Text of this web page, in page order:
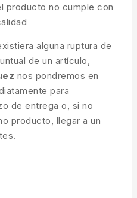
producto no cumple con
alguna ruptura de
de un artículo,
nos pondremos en
para
de entrega o, si no
producto, llegar a un